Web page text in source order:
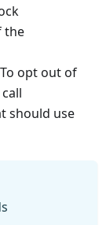
the
opt out of
should use